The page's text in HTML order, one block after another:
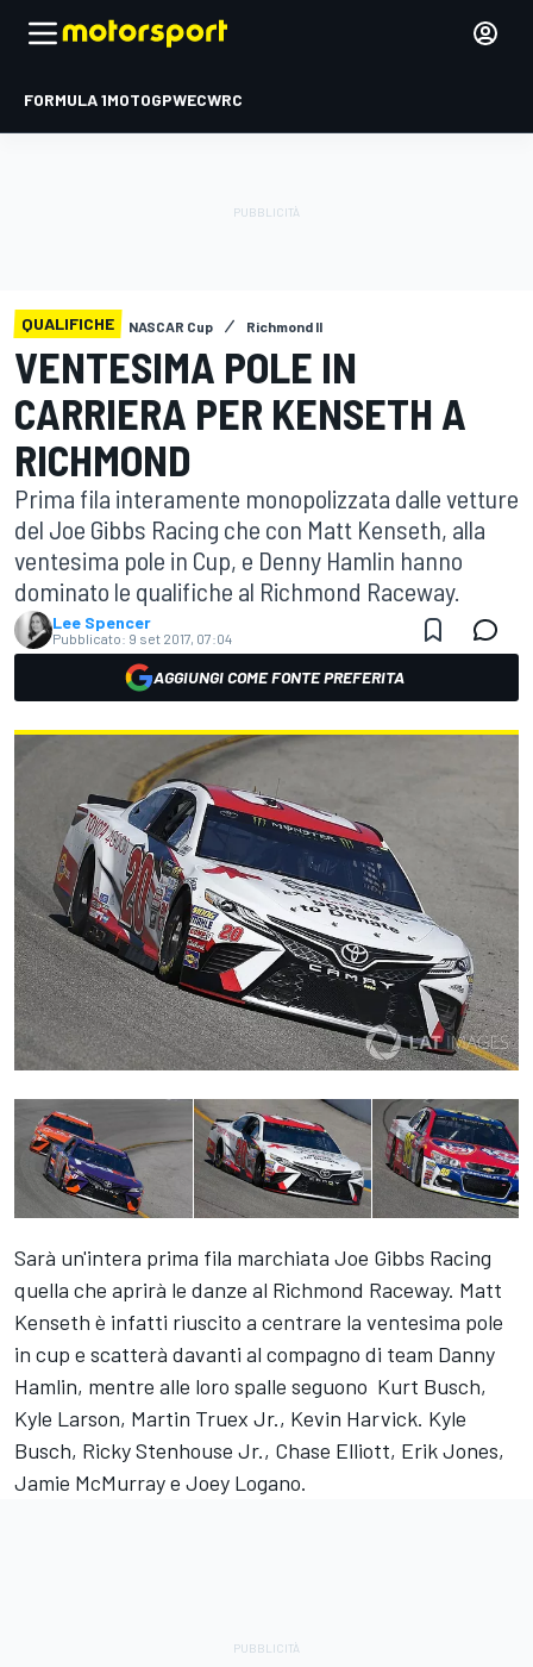
FORMULA 1MOTOGPWECWRC
QUALIFICHE NASCAR Cup Richmond II
VENTESIMA POLE IN
CARRIERA PER KENSETH A
RICHMOND
Prima fila interamente monopolizzata dalle vetture
del Joe Gibbs Racing che con Matt Kenseth, alla
ventesima pole in Cup, e Denny Hamlin hanno
dominato le qualifiche al Richmond Raceway.
Lee Spencer
Pubblicato: 9 set 2017, 07:04
AGGIUNGI COME FONTE PREFERITA
Sarà un'intera prima fila marchiata Joe Gibbs Racing
quella che aprirà le danze al Richmond Raceway. Matt
Kenseth è infatti riuscito a centrare la ventesima pole
in cup e scatterà davanti al compagno di team Danny
Hamlin, mentre alle loro spalle seguono Kurt Busch,
Kyle Larson, Martin Truex Jr., Kevin Harvick. Kyle
Busch, Ricky Stenhouse Jr., Chase Elliott, Erik Jones,
Jamie McMurray e Joey Logano.